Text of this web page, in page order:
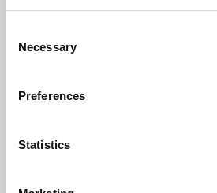
Selection
Necessary
Preferences
Statistics
Ytterligere informasjon